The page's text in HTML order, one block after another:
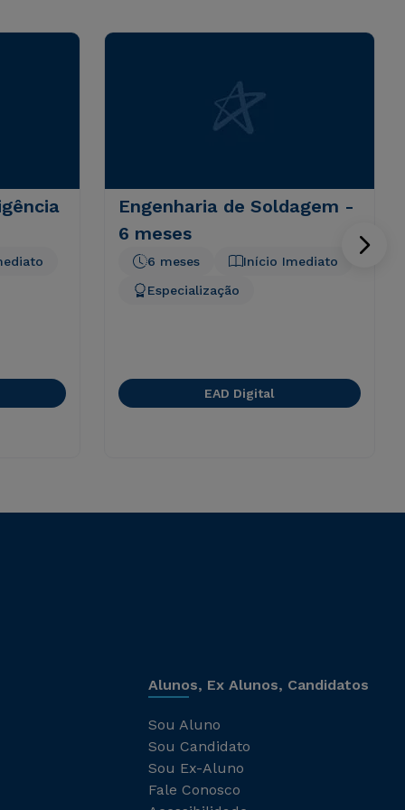
Engenharia de Soldagem -
6 meses
Início Imediato
6 meses
Especialização
EAD Digital
Alunos, Ex Alunos, Candidatos
Sou Aluno
Sou Candidato
Sou Ex-Aluno
Fale Conosco